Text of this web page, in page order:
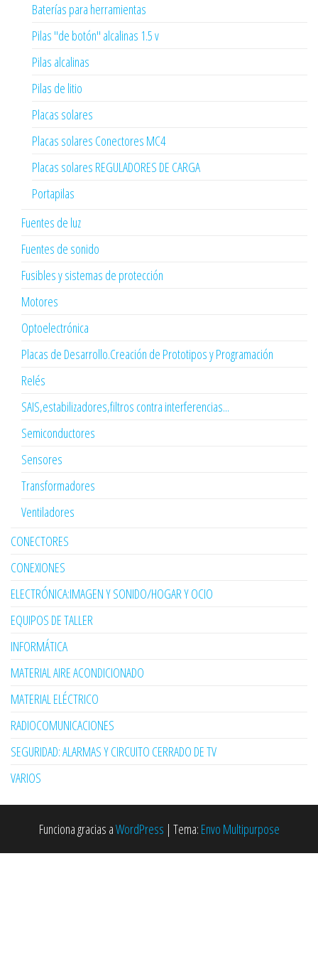
Baterías para herramientas
Pilas "de botón" alcalinas 1.5 v
Pilas alcalinas
Pilas de litio
Placas solares
Placas solares Conectores MC4
Placas solares REGULADORES DE CARGA
Portapilas
Fuentes de luz
Fuentes de sonido
Fusibles y sistemas de protección
Motores
Optoelectrónica
Placas de Desarrollo.Creación de Prototipos y Programación
Relés
SAIS,estabilizadores,filtros contra interferencias...
Semiconductores
Sensores
Transformadores
Ventiladores
CONECTORES
CONEXIONES
ELECTRÓNICA:IMAGEN Y SONIDO/HOGAR Y OCIO
EQUIPOS DE TALLER
INFORMÁTICA
MATERIAL AIRE ACONDICIONADO
MATERIAL ELÉCTRICO
RADIOCOMUNICACIONES
SEGURIDAD: ALARMAS Y CIRCUITO CERRADO DE TV
VARIOS
Funciona gracias aWordPress | Tema: Envo Multipurpose